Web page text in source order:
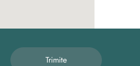
Trimite